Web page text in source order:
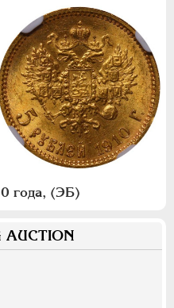
года, (ЭБ)
AUCTION